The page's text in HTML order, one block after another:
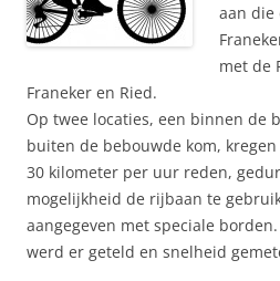
aan die
met de
Franeker en Ried.
Op twee locaties, een binnen de
buiten de bebouwde kom,
30 kilometer per uur reden,
mogelijkheid de rijbaan te
aangegeven met speciale
werd er geteld en snelheid